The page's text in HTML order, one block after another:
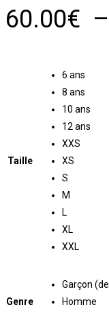
60.00€ –
Taille
6 ans
8 ans
10 ans
12 ans
XXS
XS
S
M
L
XL
XXL
Genre
Garçon
Homme